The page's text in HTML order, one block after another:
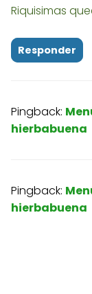
Riquisimas
Responder
Pingback:
hierbabuena
Pingback:
hierbabuena